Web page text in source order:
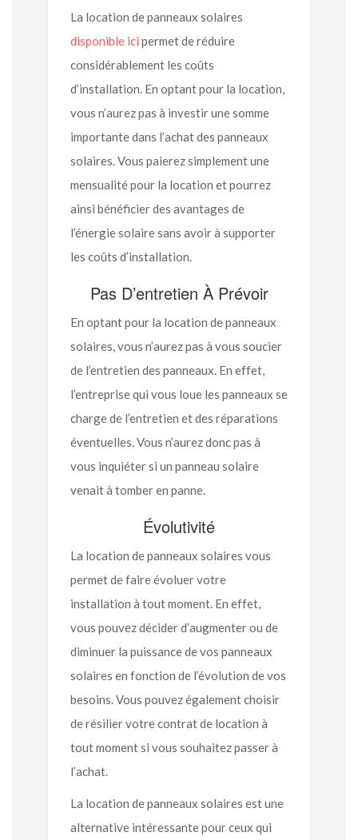
La location de panneaux solaires
disponible ici permet de réduire
considérablement les coûts
d’installation. En optant pour la location,
vous n’aurez pas à investir une somme
importante dans l’achat des panneaux
solaires. Vous paierez simplement une
mensualité pour la location et pourrez
ainsi bénéficier des avantages de
l’énergie solaire sans avoir à supporter
les coûts d’installation.
Pas D’entretien À Prévoir
En optant pour la location de panneaux
solaires, vous n’aurez pas à vous soucier
de l’entretien des panneaux. En effet,
l’entreprise qui vous loue les panneaux se
charge de l’entretien et des réparations
éventuelles. Vous n’aurez donc pas à
vous inquiéter si un panneau solaire
venait à tomber en panne.
Évolutivité
La location de panneaux solaires vous
permet de faire évoluer votre
installation à tout moment. En effet,
vous pouvez décider d’augmenter ou de
diminuer la puissance de vos panneaux
solaires en fonction de l’évolution de vos
besoins. Vous pouvez également choisir
de résilier votre contrat de location à
tout moment si vous souhaitez passer à
l’achat.
La location de panneaux solaires est une
alternative intéressante pour ceux qui